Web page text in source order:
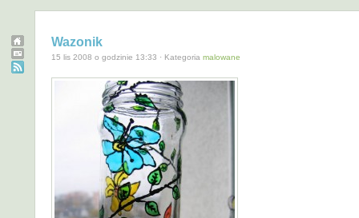
Wazonik
15 lis 2008 o godzinie 13:33 · Kategoria malowane